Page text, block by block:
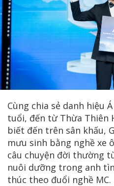
Cùng chia sẻ danh hiệu
tuổi, đến từ Thừa Thiên
biết đến trên sân khấu,
mưu sinh bằng nghề xe
câu chuyện đời thường
nuôi dưỡng trong anh
thúc theo đuổi nghề MC.